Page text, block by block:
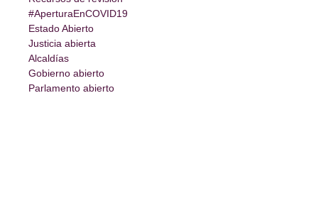
#AperturaEnCOVID19
Estado Abierto
Justicia abierta
Alcaldías
Gobierno abierto
Parlamento abierto